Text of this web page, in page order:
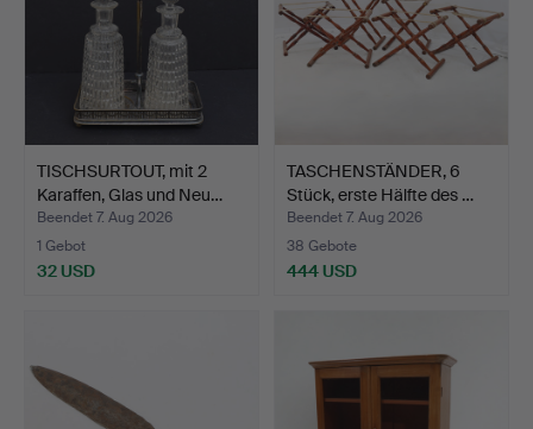
TISCHSURTOUT, mit 2
Karaffen, Glas und Neu…
Beendet 7. Aug 2026
1 Gebot
32 USD
TASCHENSTÄNDER, 6
Stück, erste Hälfte des …
Beendet 7. Aug 2026
38 Gebote
444 USD